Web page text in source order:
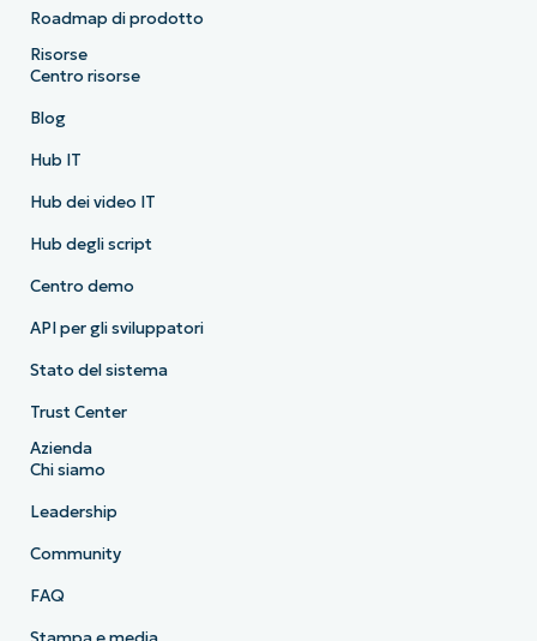
Roadmap di prodotto
Risorse
Centro risorse
Blog
Hub IT
Hub dei video IT
Hub degli script
Centro demo
API per gli sviluppatori
Stato del sistema
Trust Center
Azienda
Chi siamo
Leadership
Community
FAQ